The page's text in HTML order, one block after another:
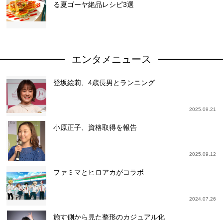
る夏ゴーヤ絶品レシピ3選
エンタメニュース
登坂絵莉、4歳長男とランニング
2025.09.21
小原正子、資格取得を報告
2025.09.12
ファミマとヒロアカがコラボ
2024.07.26
施す側から見た整形のカジュアル化